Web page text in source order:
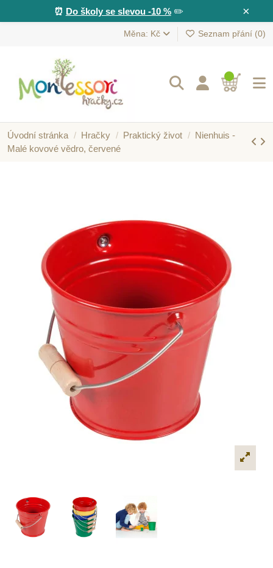
×
⏰ Do školy se slevou -10 %✏️
Měna: Kč Seznam přání (0)
Úvodní stránka Hračky Praktický život
Nienhuis -
Malé kovové vědro, červené